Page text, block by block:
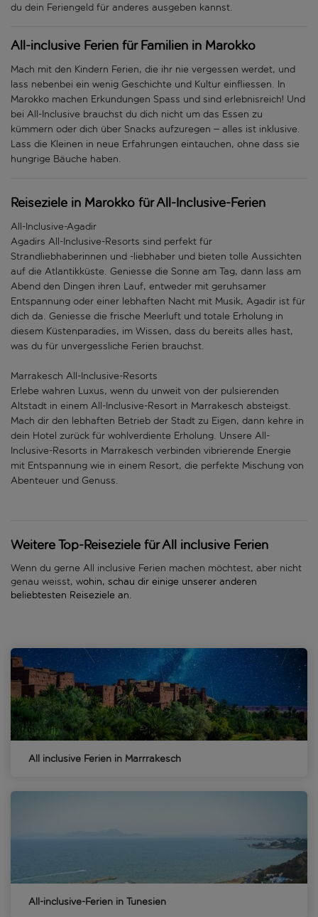
du dein Feriengeld für anderes ausgeben kannst.
All-inclusive Ferien für Familien in Marokko
Mach mit den Kindern Ferien, die ihr nie vergessen werdet, und
lass nebenbei ein wenig Geschichte und Kultur einfliessen. In
Marokko machen Erkundungen Spass und sind erlebnisreich! Und
bei All-Inclusive brauchst du dich nicht um das Essen zu
kümmern oder dich über Snacks aufzuregen – alles ist inklusive.
Lass die Kleinen in neue Erfahrungen eintauchen, ohne dass sie
hungrige Bäuche haben.
Reiseziele in Marokko für All-Inclusive-Ferien
All-Inclusive-Agadir
Agadirs All-Inclusive-Resorts sind perfekt für
Strandliebhaberinnen und -liebhaber und bieten tolle Aussichten
auf die Atlantikküste. Geniesse die Sonne am Tag, dann lass am
Abend den Dingen ihren Lauf, entweder mit geruhsamer
Entspannung oder einer lebhaften Nacht mit Musik, Agadir ist für
dich da. Geniesse die frische Meerluft und totale Erholung in
diesem Küstenparadies, im Wissen, dass du bereits alles hast,
was du für unvergessliche Ferien brauchst.
Marrakesch All-Inclusive-Resorts
Erlebe wahren Luxus, wenn du unweit von der pulsierenden
Altstadt in einem All-Inclusive-Resort in Marrakesch absteigst.
Mach dir den lebhaften Betrieb der Stadt zu Eigen, dann kehre in
dein Hotel zurück für wohlverdiente Erholung. Unsere All-
Inclusive-Resorts in Marrakesch verbinden vibrierende Energie
mit Entspannung wie in einem Resort, die perfekte Mischung von
Abenteuer und Genuss.
Weitere Top-Reiseziele für All inclusive Ferien
Wenn du gerne All inclusive Ferien machen möchtest, aber nicht
genau weisst, wohin, schau dir einige unserer anderen
beliebtesten Reiseziele an.
All inclusive Ferien in Marrrakesch
All-inclusive-Ferien in Tunesien